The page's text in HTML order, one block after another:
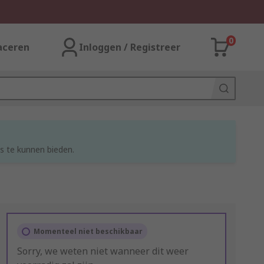
Inloggen / Registreer
0
te kunnen bieden.
Momenteel niet beschikbaar
Sorry, we weten niet wanneer dit weer